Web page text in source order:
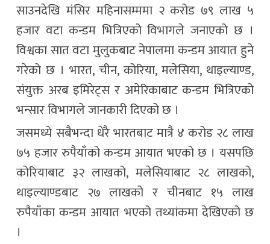
साउनदेखि मंसिर महिनासम्ममा २ करोड ७९ लाख ५
हजार वटा कन्डम भित्रिएको विभागले जनाएको छ ।
विश्वका सात वटा मुलुकबाट नेपालमा कन्डम आयात हुने
गरेको छ । भारत, चीन, कोरिया, मलेसिया, थाइल्याण्ड,
संयुक्त अरब इमिरेट्स र अमेरिकाबाट कन्डम भित्रिएको
भन्सार विभागले जानकारी दिएको छ ।
जसमध्ये सबैभन्दा धेरै भारतबाट मात्रै ४ करोड २८ लाख
७५ हजार रुपैयाँको कन्डम आयात भएको छ । यसपछि
कोरियाबाट ३२ लाखको, मलेसियाबाट २८ लाखको,
थाइल्याण्डबाट २७ लाखको र चीनबाट १५ लाख
रुपैयाँका कन्डम आयात भएको तथ्यांकमा देखिएको छ
।